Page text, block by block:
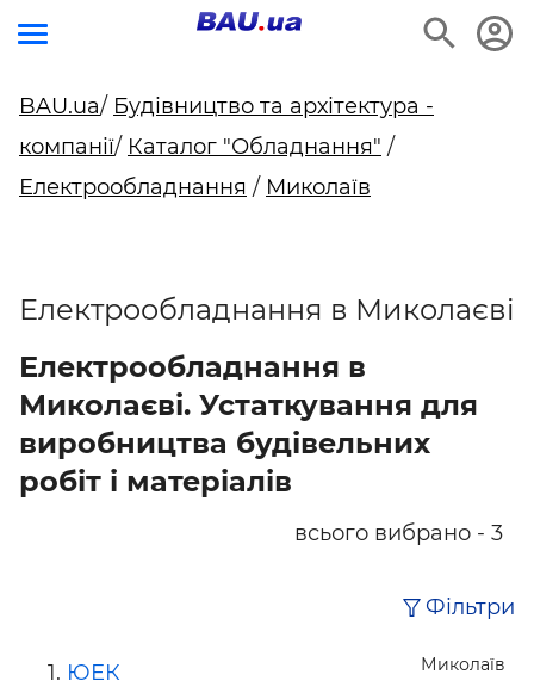
BAU.ua/ Будівництво та архітектура -
компанії/ Каталог "Обладнання" /
Електрообладнання / Миколаїв
Електрообладнання в Миколаєві
Електрообладнання в
Миколаєві. Устаткування для
виробництва будівельних
робіт і матеріалів
всього вибрано - 3
Фільтри
Миколаїв
ЮЕК